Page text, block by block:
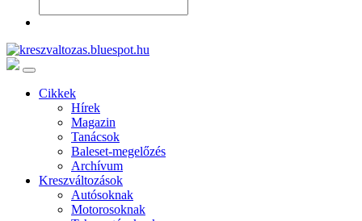
Cikkek
Hírek
Magazin
Tanácsok
Baleset-megelőzés
Archívum
Kreszváltozások
Autósoknak
Motorosoknak